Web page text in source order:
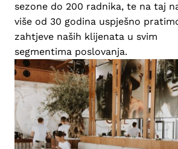
sezone do 200 radnika, te na taj
više od 30 godina uspješno
zahtjeve naših klijenata u svim
segmentima poslovanja.